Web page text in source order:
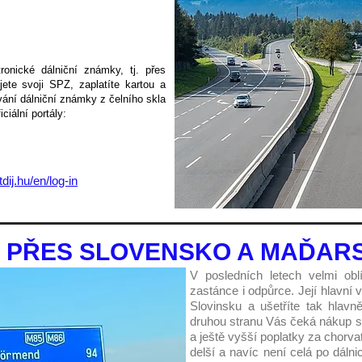
dálniční známky, tj. přes
svoji SPZ, zaplatíte kartou a
dálniční známky z čelního skla
portály:
en/log-in
SLOVENSKO A
V posledních letech velmi
zastánce i odpůrce. Její hlavní
Slovinsku a ušetříte tak
druhou stranu Vás čeká nákup
a ještě vyšší poplatky za
delší a navíc není celá po